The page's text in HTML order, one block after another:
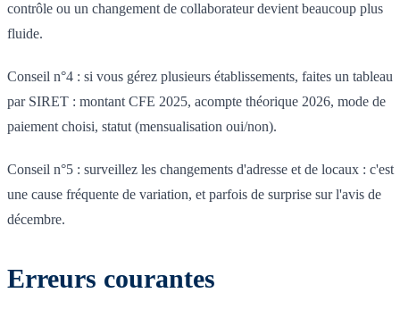
contrôle ou un changement de collaborateur devient beaucoup plus
fluide.
Conseil n°4 : si vous gérez plusieurs établissements, faites un tableau
par SIRET : montant CFE 2025, acompte théorique 2026, mode de
paiement choisi, statut (mensualisation oui/non).
Conseil n°5 : surveillez les changements d'adresse et de locaux : c'est
une cause fréquente de variation, et parfois de surprise sur l'avis de
décembre.
Erreurs courantes